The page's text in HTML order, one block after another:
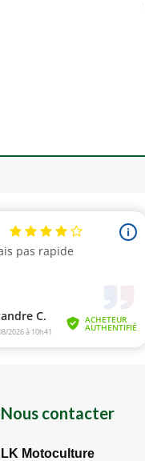
Nous contacter
LK Motoculture